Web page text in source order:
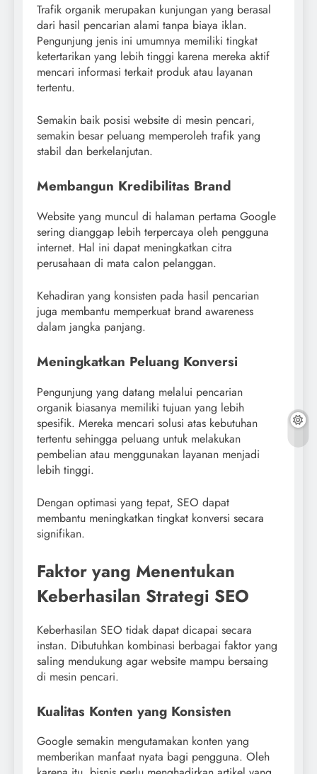
Trafik organik merupakan kunjungan yang berasal
dari hasil pencarian alami tanpa biaya iklan.
Pengunjung jenis ini umumnya memiliki tingkat
ketertarikan yang lebih tinggi karena mereka aktif
mencari informasi terkait produk atau layanan
tertentu.
Semakin baik posisi website di mesin pencari,
semakin besar peluang memperoleh trafik yang
stabil dan berkelanjutan.
Membangun Kredibilitas Brand
Website yang muncul di halaman pertama Google
sering dianggap lebih terpercaya oleh pengguna
internet. Hal ini dapat meningkatkan citra
perusahaan di mata calon pelanggan.
Kehadiran yang konsisten pada hasil pencarian
juga membantu memperkuat brand awareness
dalam jangka panjang.
Meningkatkan Peluang Konversi
Pengunjung yang datang melalui pencarian
organik biasanya memiliki tujuan yang lebih
spesifik. Mereka mencari solusi atas kebutuhan
tertentu sehingga peluang untuk melakukan
pembelian atau menggunakan layanan menjadi
lebih tinggi.
Dengan optimasi yang tepat, SEO dapat
membantu meningkatkan tingkat konversi secara
signifikan.
Faktor yang Menentukan
Keberhasilan Strategi SEO
Keberhasilan SEO tidak dapat dicapai secara
instan. Dibutuhkan kombinasi berbagai faktor yang
saling mendukung agar website mampu bersaing
di mesin pencari.
Kualitas Konten yang Konsisten
Google semakin mengutamakan konten yang
memberikan manfaat nyata bagi pengguna. Oleh